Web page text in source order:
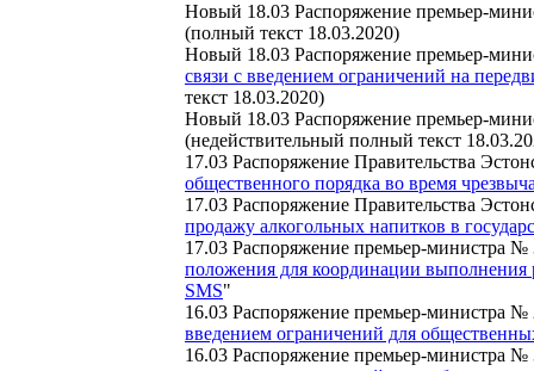
Новый 18.03 Распоряжение премьер-
(полный текст 18.03.2020)
Новый 18.03 Распоряжение премьер-
связи с введением ограничений на
текст 18.03.2020)
Новый 18.03 Распоряжение премьер-
(недействительный полный текст
17.03 Распоряжение Правительства
общественного порядка во время
17.03 Распоряжение Правительства
продажу алкогольных напитков в
17.03 Распоряжение премьер-министра №
положения для координации
SMS"
16.03 Распоряжение премьер-министра №
введением ограничений для
16.03 Распоряжение премьер-министра №